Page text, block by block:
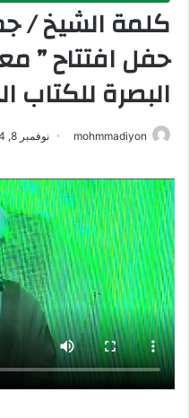
كلمة الشيخ /
حفل افتتاح ”
البصرة للكتاب
mohmmadiyon نوفمبر 8, 2024